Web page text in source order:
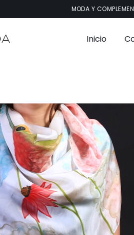
MODA Y
Inicio